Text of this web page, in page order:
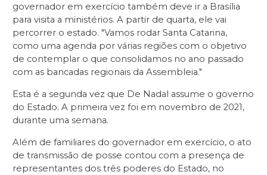
governador em exercício também deve ir a Brasília
para visita a ministérios. A partir de quarta, ele vai
percorrer o estado. "Vamos rodar Santa Catarina,
como uma agenda por várias regiões com o objetivo
de contemplar o que consolidamos no ano passado
com as bancadas regionais da Assembleia."
Esta é a segunda vez que De Nadal assume o governo
do Estado. A primeira vez foi em novembro de 2021,
durante uma semana.
Além de familiares do governador em exercício, o ato
de transmissão de posse contou com a presença de
representantes dos três poderes do Estado, no